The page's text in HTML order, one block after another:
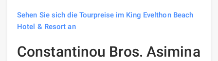
Sehen Sie sich die Tourpreise im King Evelthon Beach
Hotel & Resort an
Constantinou Bros. Asimina